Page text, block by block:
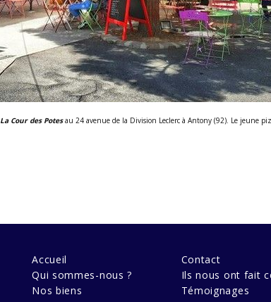
La Cour des Potesau 24 avenue de la Division Leclerc à Antony (92). Le jeune
Accueil
Qui sommes-nous ?
Nos biens
Contact
Ils nous ont fait
Témoignages